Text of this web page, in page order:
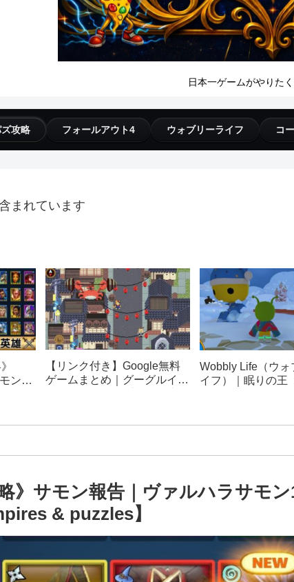
日本一ゲームがやりた
攻略 フォールアウト4 ウォブリーライフ コ
まれています
ン】
【リンク付き】Google無料
ゲームまとめ｜グーグルイー
Wobbly Life（ウォ
イフ）｜眠りの王
》サモン報告｜ヴァルハラサモ
& puzzles】